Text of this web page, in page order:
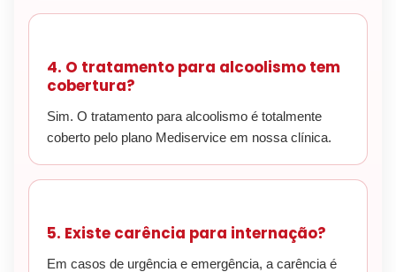
4. O tratamento para alcoolismo tem
cobertura?
Sim. O tratamento para alcoolismo é totalmente
coberto pelo plano Mediservice em nossa clínica.
5. Existe carência para internação?
Em casos de urgência e emergência, a carência é